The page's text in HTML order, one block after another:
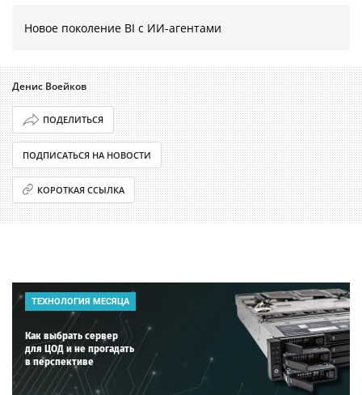
Новое поколение BI с ИИ-агентами
Денис Воейков
ПОДЕЛИТЬСЯ
ПОДПИСАТЬСЯ НА НОВОСТИ
КОРОТКАЯ ССЫЛКА
ТЕХНОЛОГИЯ МЕСЯЦА
Как выбрать сервер
для ЦОД и не прогадать
в перспективе